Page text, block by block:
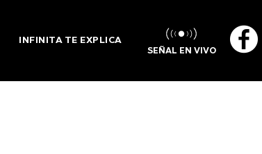
INFINITA TE EXPLICA
SEÑAL EN VIVO